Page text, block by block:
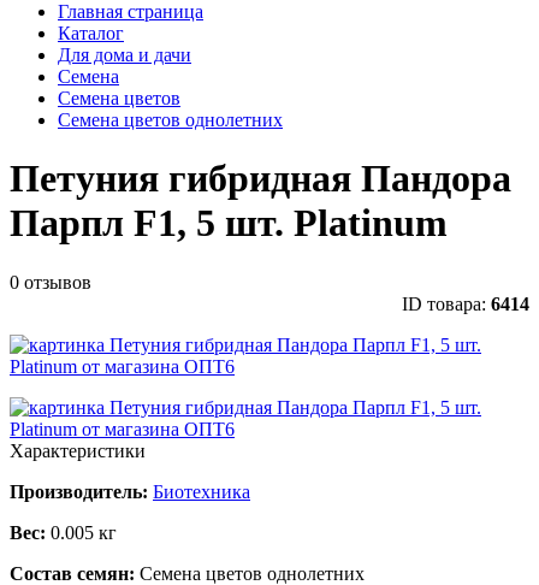
Главная страница
Каталог
Для дома и дачи
Семена
Семена цветов
Семена цветов однолетних
Петуния гибридная Пандора
Парпл F1, 5 шт. Platinum
0 отзывов
ID товара: 6414
Характеристики
Производитель: Биотехника
Вес: 0.005 кг
Состав семян: Семена цветов однолетних